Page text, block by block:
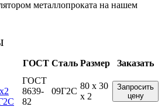
металлопроката на нашем
ГОСТ Сталь Размер
Заказать
ГОСТ
8639-
82
09Г2С
80 x 30
x 2
Запросить
цену